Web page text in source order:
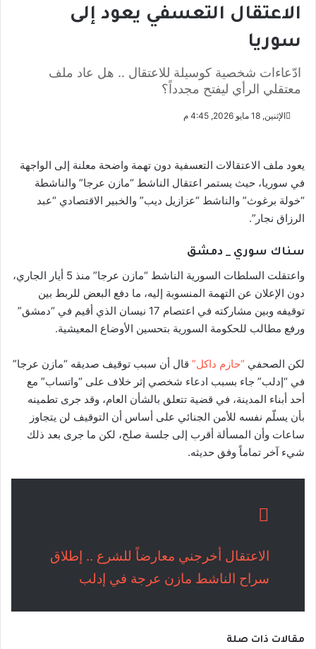
الاعتقال التعسفي يعود إلى
سوريا
ادّعاءات شخصية كوسيلة للاعتقال .. هل عاد ملف
معتقلي الرأي ليفتح مجدداً؟
الإثنين, 18 مايو 2026, 4:45 م
يعود ملف الاعتقالات التعسفية دون تهمة واضحة معلنة إلى الواجهة
في سوريا، حيث يستمر اعتقال الناشط “مازن عرجا” والناشطة
“خولة برغوث” والناشط “عزازيل ديب” والخبير الاقتصادي “عبد
الرزاق نجار”.
سناك سوري _ دمشق
واعتقلت السلطات السورية الناشط “مازن عرجا” منذ 5 أيار الجاري،
دون الإعلان عن التهمة المنسوبة إليه، ما دفع البعض للربط بين
توقيفه وبين مشاركته في اعتصام 17 نيسان الذي أقيم في “دمشق”
ورفع مطالب للحكومة السورية بتحسين الأوضاع المعيشية.
لكن الصحفي “حازم داكل” قال أن سبب توقيف صديقه “مازن عرجا”
في “إدلب” جاء بسبب ادعاء شخصي إثر خلاف على “واتساب” مع
أحد أبناء المدينة، في قضية تتعلق بالشأن العام، وقد جرى تطمينه
بأن يسلّم نفسه للأمن الجنائي على أساس أن التوقيف لن يتجاوز
ساعات وأن المسألة أقرب إلى جلسة صلح، لكن ما جرى بعد ذلك
شيء آخر تماماً وفق حديثه.
الاعتقال أخرجني معارضاً للشرع .. إطلاق
سراح الناشط مازن عرجة في إدلب
مقالات ذات صلة